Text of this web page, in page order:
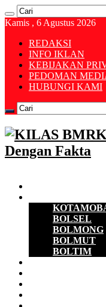
Kamis , 6 Agustus 2026
REDAKSI
INFO IKLAN
KEBIJAKAN
PEDOMAN
HUBUNGI KAMI
Dengan Fakta
BOLSEL
BOLMONG
BOLMUT
BOLTIM